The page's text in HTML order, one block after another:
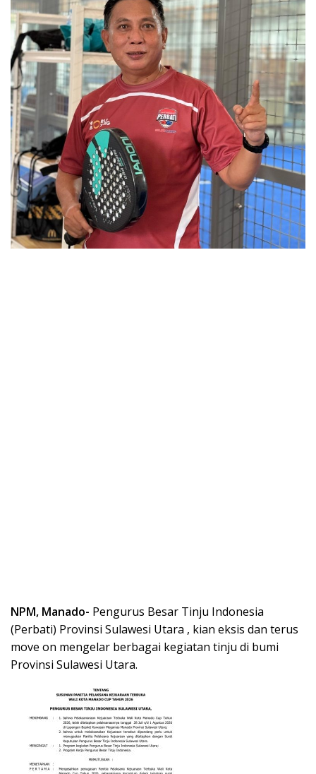
NPM, Manado- Pengurus Besar Tinju Indonesia
(Perbati) Provinsi Sulawesi Utara , kian eksis dan terus
move on mengelar berbagai kegiatan tinju di bumi
Provinsi Sulawesi Utara.